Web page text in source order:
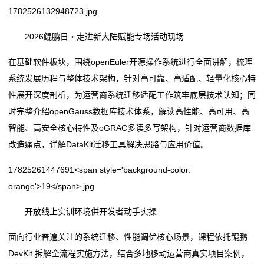
1782526132948723.jpg
2026鲲鹏日・走进新大陆赋能专场活动现场
在基础软件板块，围绕openEuler开源操作系统进行全面讲解，梳理
系统发展历程与整体技术架构，针对高可靠、高适配、轻量化核心特
性展开深度剖析，为运营商系统迁移适配工作筑牢底层技术认知；同
时完整介绍openGauss数据库技术体系，解读高性能、高可用、高
智能、高安全核心特性及oGRAC多读多写架构，针对运营商数据库
改造痛点，详解DataKit迁移工具解决思路与应用价值。
17825261447691<span style='background-color:
orange'>19</span>.jpg
开放线上实训环境供开发者动手实操
面向行业普遍关注的系统迁移、性能调优核心场景，课程依托鲲鹏
DevKit 拆解全流程实施方法，结合多地移动运营商真实项目案例，